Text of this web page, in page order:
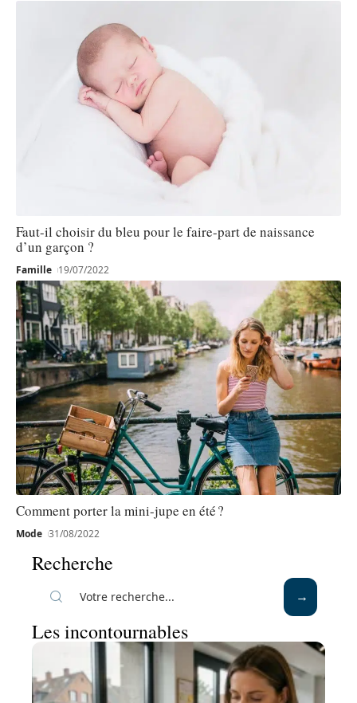
Faut-il choisir du bleu pour le faire-part de naissance
d’un garçon ?
Famille 19/07/2022
Comment porter la mini-jupe en été ?
Mode 31/08/2022
Recherche
Les incontournables